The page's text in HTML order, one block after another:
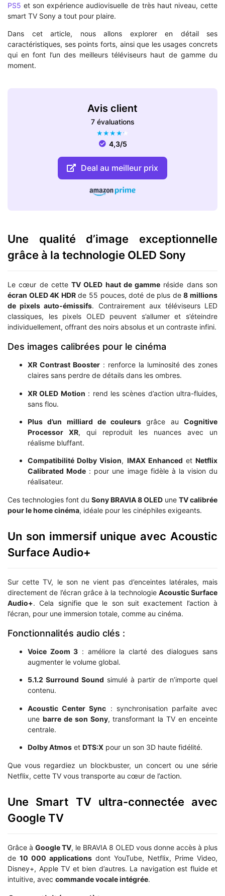
PS5 et son expérience audiovisuelle de très haut niveau, cette
smart TV Sony a tout pour plaire.
Dans cet article, nous allons explorer en détail ses
caractéristiques, ses points forts, ainsi que les usages concrets
qui en font l’un des meilleurs téléviseurs haut de gamme du
moment.
Avis client
7 évaluations
★★★★★
4,3/5
Deal au meilleur prix
Une qualité d’image exceptionnelle
grâce à la technologie OLED Sony
Le cœur de cetteTV OLED haut de gamme réside dans son
écran OLED 4K HDRde 55 pouces, doté de plus de8 millions
de pixels auto-émissifs. Contrairement aux téléviseurs LED
classiques, les pixels OLED peuvent s’allumer et s’éteindre
individuellement, offrant des noirs absolus et un contraste infini.
Des images calibrées pour le cinéma
XR Contrast Booster : renforce la luminosité des zones
claires sans perdre de détails dans les ombres.
XR OLED Motion : rend les scènes d’action ultra-fluides,
sans flou.
Plus d’un milliard de couleurs grâce auCognitive
Processor XR, qui reproduit les nuances avec un
réalisme bluffant.
Compatibilité Dolby Vision, IMAX Enhanced etNetflix
Calibrated Mode : pour une image fidèle à la vision du
réalisateur.
Ces technologies font du Sony BRAVIA 8 OLED une TV calibrée
pour le home cinéma, idéale pour les cinéphiles exigeants.
Un son immersif unique avec Acoustic
Surface Audio+
Sur cette TV, le son ne vient pas d’enceintes latérales, mais
directement de l’écran grâce à la technologie Acoustic Surface
Audio+. Cela signifie que le son suit exactement l’action à
l’écran, pour une immersion totale, comme au cinéma.
Fonctionnalités audio clés :
Voice Zoom 3 : améliore la clarté des dialogues sans
augmenter le volume global.
5.1.2 Surround Sound simulé à partir de n’importe quel
contenu.
Acoustic Center Sync : synchronisation parfaite avec
une barre de son Sony, transformant la TV en enceinte
centrale.
Dolby Atmos et DTS:X pour un son 3D haute fidélité.
Que vous regardiez un blockbuster, un concert ou une série
Netflix, cette TV vous transporte au cœur de l’action.
Une Smart TV ultra-connectée avec
Google TV
Grâce à Google TV, le BRAVIA 8 OLED vous donne accès à plus
de 10 000 applications dont YouTube, Netflix, Prime Video,
Disney+, Apple TV et bien d’autres. La navigation est fluide et
intuitive, avec commande vocale intégrée.